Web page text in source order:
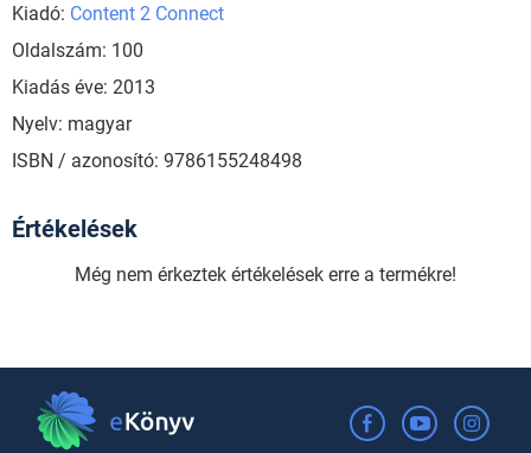
Kiadó: Content 2 Connect
Oldalszám: 100
Kiadás éve: 2013
Nyelv: magyar
ISBN / azonosító: 9786155248498
Értékelések
Még nem érkeztek értékelések erre a termékre!